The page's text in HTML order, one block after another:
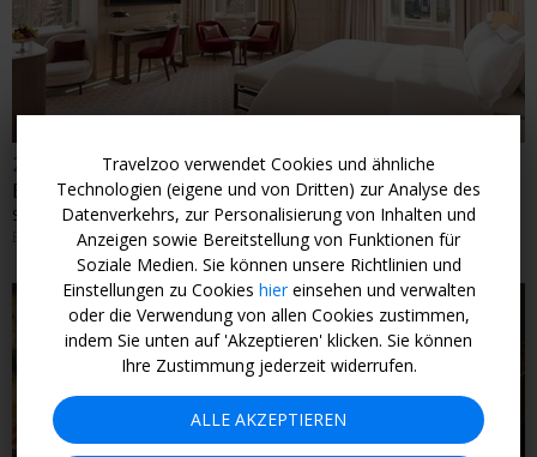
249 € p.P.
Belgrad: 3 Tage Suite & Flughafentransfer, -61%
SERBIEN
EINLÖSBAR BIS 28. FEBRUAR 2027
Travelzoo verwendet Cookies und ähnliche
Technologien (eigene und von Dritten) zur Analyse des
Datenverkehrs, zur Personalisierung von Inhalten und
Anzeigen sowie Bereitstellung von Funktionen für
Soziale Medien. Sie können unsere Richtlinien und
Einstellungen zu Cookies hiereinsehen und verwalten
oder die Verwendung von allen Cookies zustimmen,
indem Sie unten auf 'Akzeptieren' klicken. Sie können
Ihre Zustimmung jederzeit widerrufen.
ALLE AKZEPTIEREN